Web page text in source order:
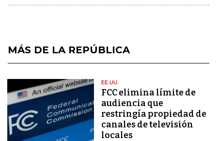
MÁS DE LA REPÚBLICA
EE.UU.
FCC elimina límite de
audiencia que
restringía propiedad de
canales de televisión
locales